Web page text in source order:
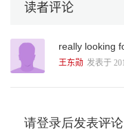
1.9 Druid 的应用场景10
1.10 小结13
参考资料13
2.2 数据分析软件的发展16
2.3 数据分析软件的分类17
读者评论
really looking
王东勋 发表于